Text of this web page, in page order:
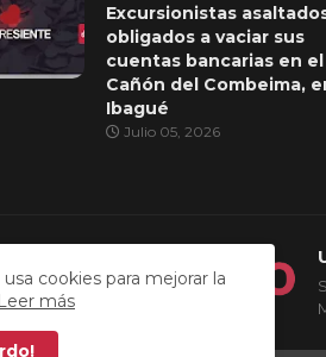
Excursionistas
obligados a vaciar sus
cuentas bancarias en el
Cañón del Combeima,
Ibagué
Julio 05, 2026
cookies para mejorar la
Leer más